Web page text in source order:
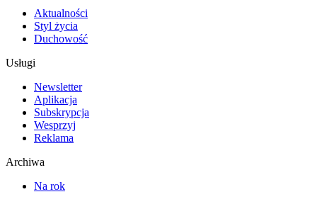
Aktualności
Styl życia
Duchowość
Usługi
Newsletter
Aplikacja
Subskrypcja
Wesprzyj
Reklama
Archiwa
Na rok